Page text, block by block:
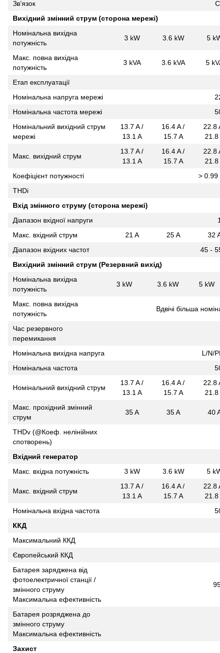
Зв’язок
Вихідний змінний струм (сторона мережі)
Номінальна вихідна
потужність
3 kW 3.6 kW 5
Макс. повна вихідна
потужність
3 kVA 3.6 kVA 5
Етап експлуатації
Номінальна напруга мережі
Номінальна частота мережі
Номінальний вихідний струм
мережі
13.7 A /
13.1 A
16.4 A /
15.7 A
22.8
21.8
Макс. вихідний струм
13.7 A /
13.1 A
16.4 A /
15.7 A
22.8
21.8
Коефіцієнт потужності
> 0.99
THDi
Вхід змінного струму (сторона мережі)
Діапазон вхідної напруги
Макс. вхідний струм
21 A 25 A
32
Діапазон вхідних частот
45 -
Вихідний змінний струм (Резервний вихід)
Номінальна вихідна
потужність
3 kW 3.6 kW 5 kW
Макс. повна вихідна
потужність
Вдвічі більша
Час резервного
перемикання
Номінальна вихідна напруга
L/N/
Номінальна частота
Номінальний вихідний струм
13.7 A /
13.1 A
16.4 A /
15.7 A
22.8
21.8
Макс. прохідний змінний
струм
35 A 35 A 40
THDv (@Коеф. нелінійних
спотворень)
Вхідний генератор
Макс. вхідна потужність
3 kW 3.6 kW 5
Макс. вхідний струм
13.7 A /
13.1 A
16.4 A /
15.7 A
22.8
21.8
Номінальна вхідна частота
ККД
Максимальний ККД
Європейський ККД
Батарея заряджена від
фотоелектричної станції /
змінного струму
Максимальна ефективність
Батарея розряджена до
змінного струму
Максимальна ефективність
Захист